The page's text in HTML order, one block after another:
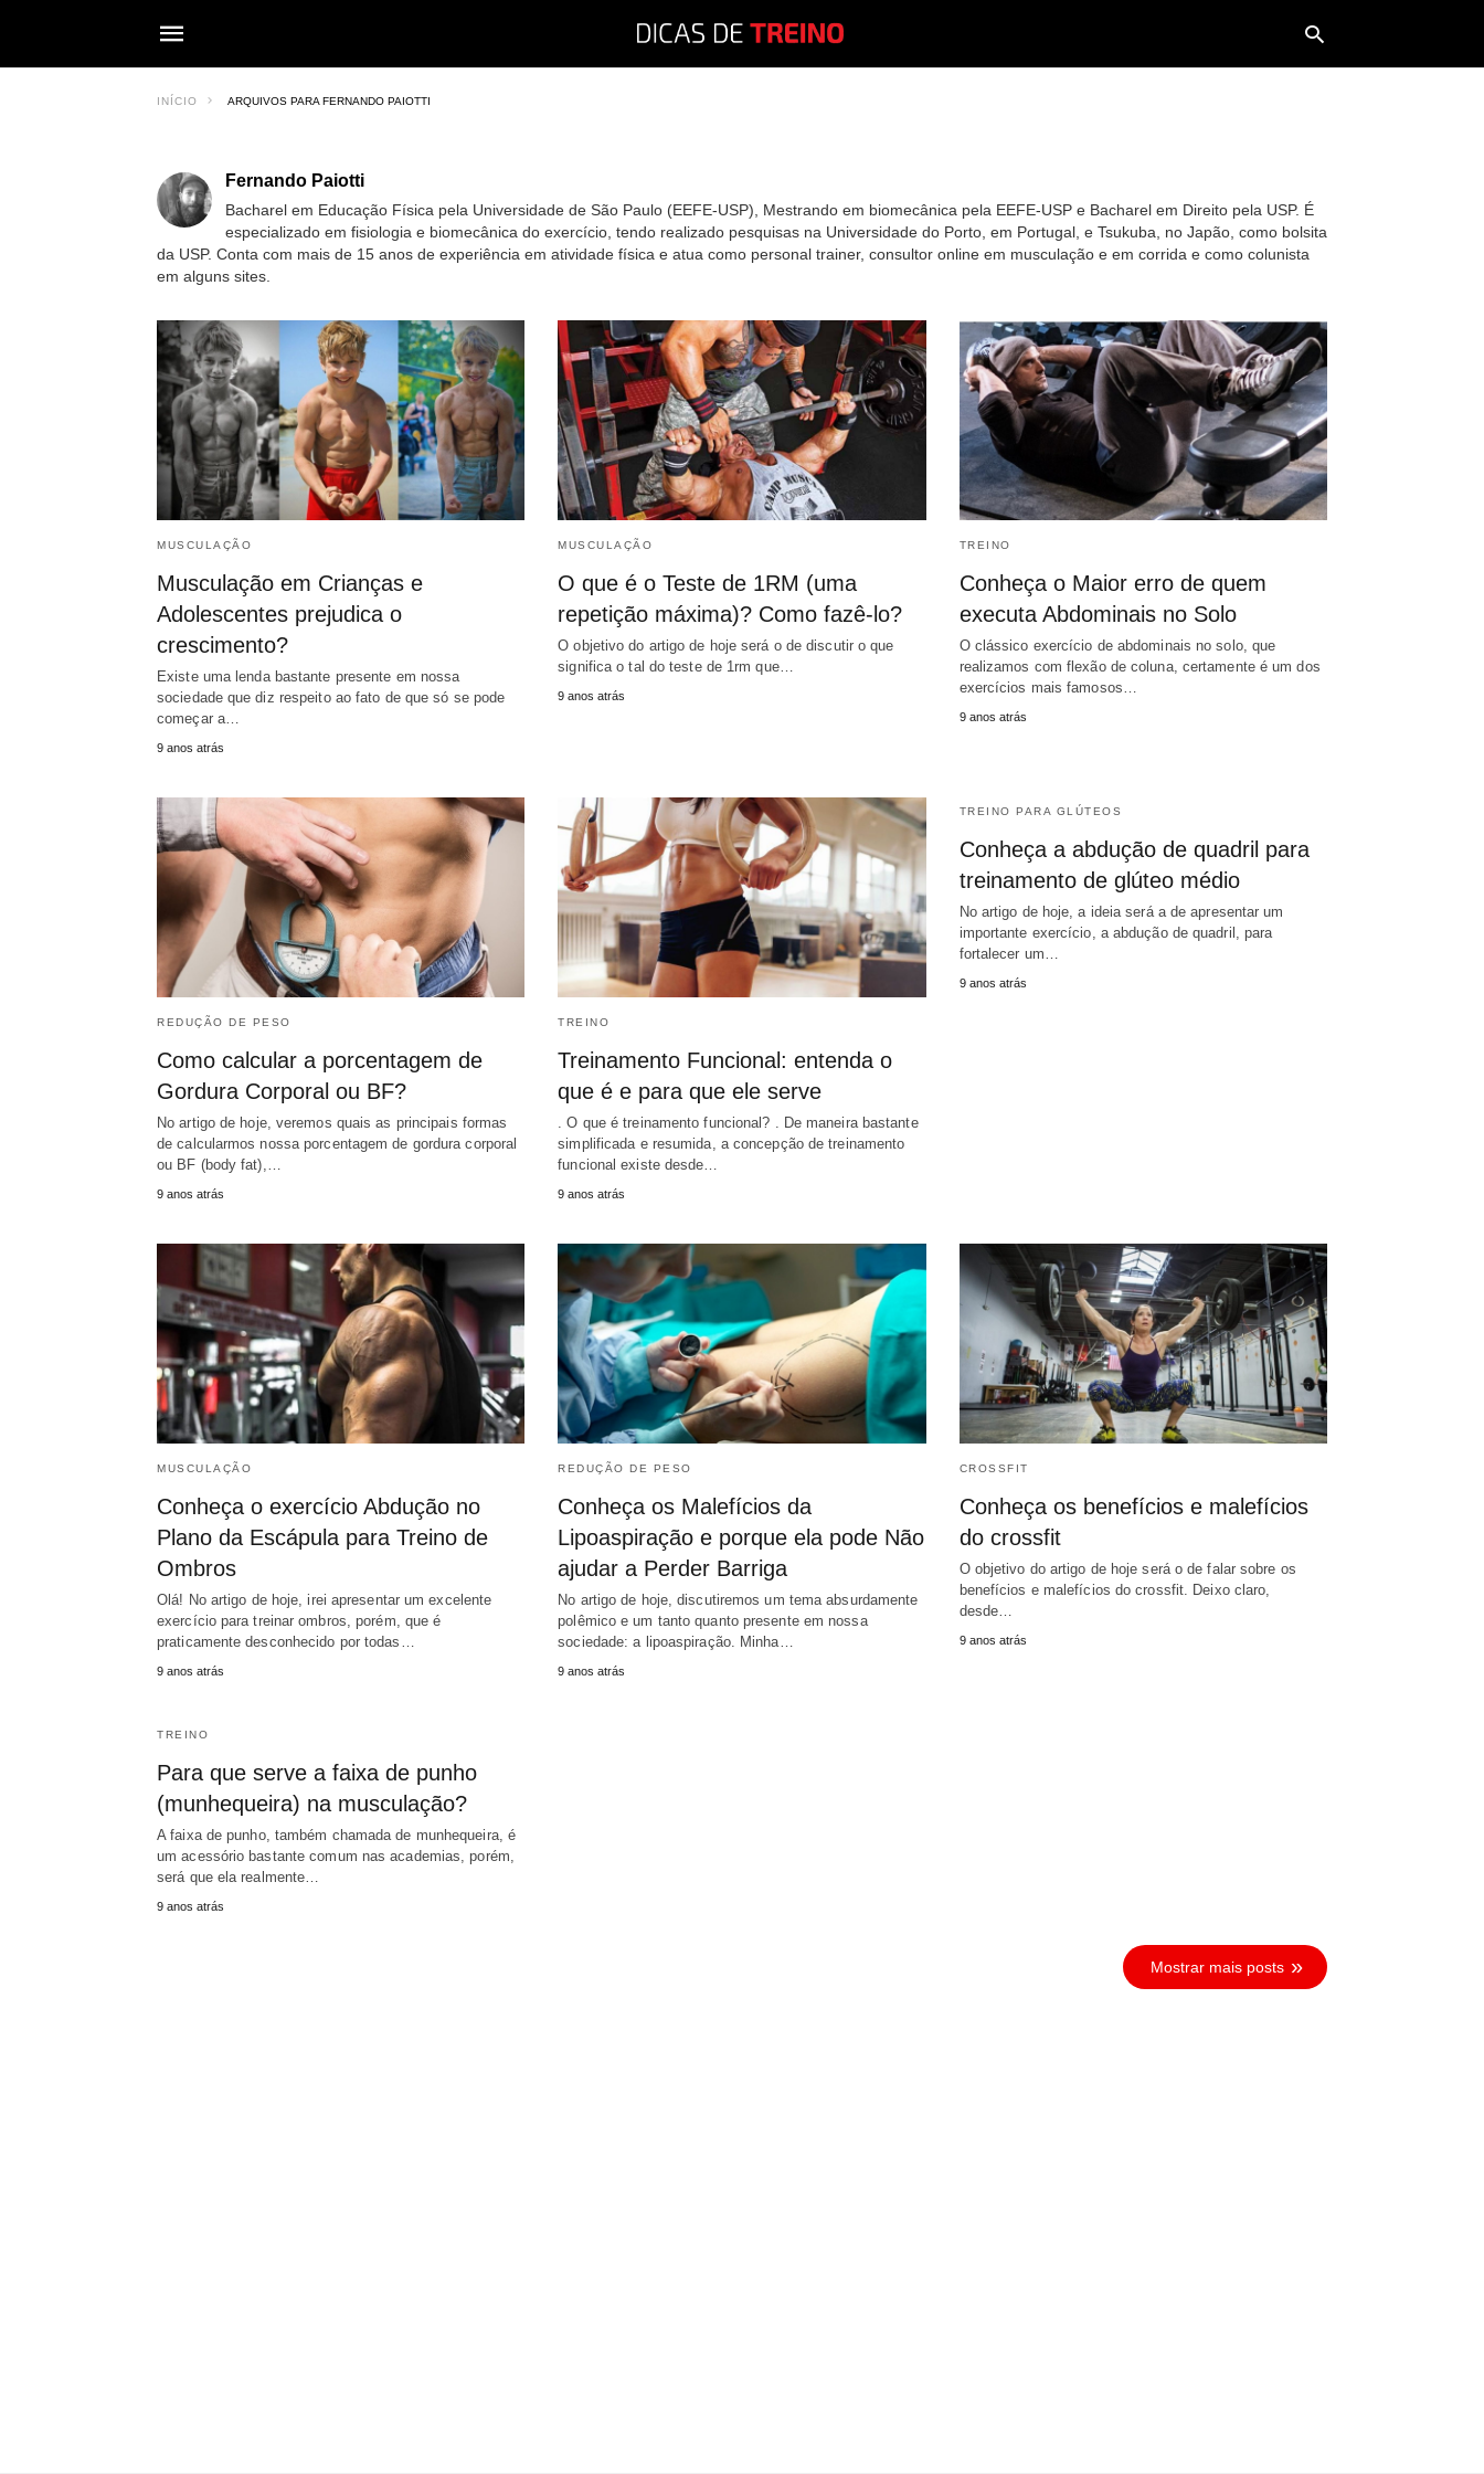
INÍCIO ARQUIVOS PARA FERNANDO PAIOTTI
Fernando Paiotti
Bacharel em Educação Física pela Universidade de São Paulo (EEFE-USP), Mestrando em biomecânica pela EEFE-USP e Bacharel em Direito pela USP. É
especializado em fisiologia e biomecânica do exercício, tendo realizado pesquisas na Universidade do Porto, em Portugal, e Tsukuba, no Japão, como bolsita
da USP. Conta com mais de 15 anos de experiência em atividade física e atua como personal trainer, consultor online em musculação e em corrida e como colunista
em alguns sites.
MUSCULAÇÃO
Musculação em Crianças e
Adolescentes prejudica o
crescimento?
Existe uma lenda bastante presente em nossa
sociedade que diz respeito ao fato de que só se pode
começar a…
9 anos atrás
MUSCULAÇÃO
O que é o Teste de 1RM (uma
repetição máxima)? Como fazê-lo?
O objetivo do artigo de hoje será o de discutir o que
significa o tal do teste de 1rm que…
9 anos atrás
TREINO
Conheça o Maior erro de quem
executa Abdominais no Solo
O clássico exercício de abdominais no solo, que
realizamos com flexão de coluna, certamente é um dos
exercícios mais famosos…
9 anos atrás
REDUÇÃO DE PESO
Como calcular a porcentagem de
Gordura Corporal ou BF?
No artigo de hoje, veremos quais as principais formas
de calcularmos nossa porcentagem de gordura corporal
ou BF (body fat),…
9 anos atrás
TREINO
Treinamento Funcional: entenda o
que é e para que ele serve
. O que é treinamento funcional? . De maneira bastante
simplificada e resumida, a concepção de treinamento
funcional existe desde…
9 anos atrás
TREINO PARA GLÚTEOS
Conheça a abdução de quadril para
treinamento de glúteo médio
No artigo de hoje, a ideia será a de apresentar um
importante exercício, a abdução de quadril, para
fortalecer um…
9 anos atrás
MUSCULAÇÃO
Conheça o exercício Abdução no
Plano da Escápula para Treino de
Ombros
Olá! No artigo de hoje, irei apresentar um excelente
exercício para treinar ombros, porém, que é
praticamente desconhecido por todas…
9 anos atrás
REDUÇÃO DE PESO
Conheça os Malefícios da
Lipoaspiração e porque ela pode Não
ajudar a Perder Barriga
No artigo de hoje, discutiremos um tema absurdamente
polêmico e um tanto quanto presente em nossa
sociedade: a lipoaspiração. Minha…
9 anos atrás
CROSSFIT
Conheça os benefícios e malefícios
do crossfit
O objetivo do artigo de hoje será o de falar sobre os
benefícios e malefícios do crossfit. Deixo claro,
desde…
9 anos atrás
TREINO
Para que serve a faixa de punho
(munhequeira) na musculação?
A faixa de punho, também chamada de munhequeira, é
um acessório bastante comum nas academias, porém,
será que ela realmente…
9 anos atrás
Mostrar mais posts